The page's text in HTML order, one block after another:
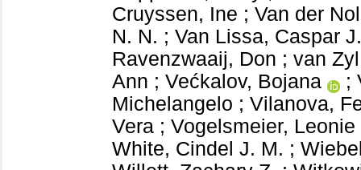
Cruyssen, Ine ; Van der
N. N. ; Van Lissa, Caspar J.
Ravenzwaaij, Don ; van
Ann ; Većkalov, Bojana ;
Michelangelo ; Vilanova,
Vera ; Vogelsmeier, Leonie
White, Cindel J. M. ;